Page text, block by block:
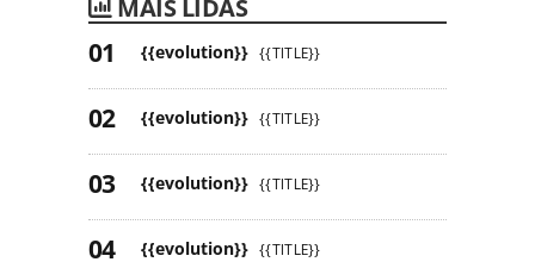
MAIS LIDAS
{{evolution}} {{TITLE}}
{{evolution}} {{TITLE}}
{{evolution}} {{TITLE}}
{{evolution}} {{TITLE}}